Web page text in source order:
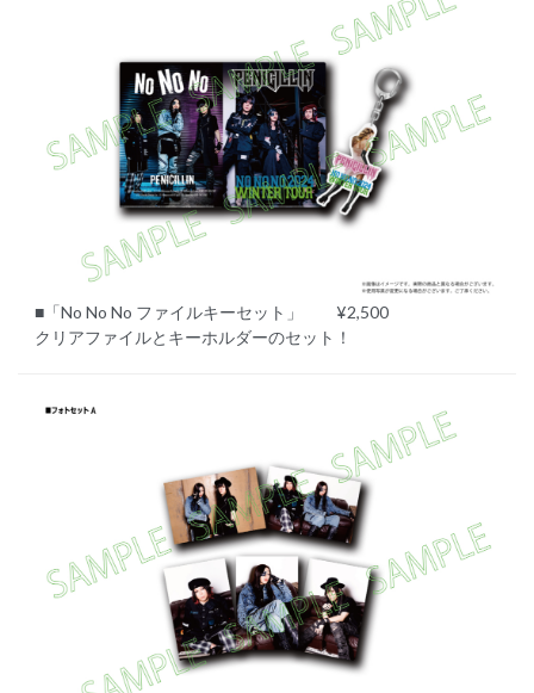
■「No No No ファイルキーセット」 ¥2,500
クリアファイルとキーホルダーのセット！